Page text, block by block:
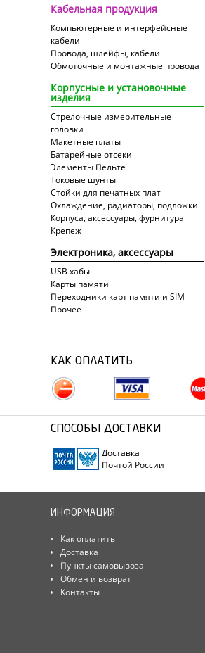
Кабельная продукция
Компьютерные и интерфейсные
кабели
Провода, шлейфы, кабели
Обмоточные и монтажные провода
Корпусные и установочные
изделия
Стрелочные измерительные
головки
Макетные платы
Батарейные отсеки
Элементы Пельте
Токовые шунты
Стойки для печатных плат
Охлаждение, радиаторы, подложки
Корпуса, аксессуары, фурнитура
Крепеж
Электроника, аксессуары
USB хабы
Карты памяти
Переходники карт памяти и SIM
Прочее
КАК ОПЛАТИТЬ
СПОСОБЫ ДОСТАВКИ
Доставка
Почтой России
ИНФОРМАЦИЯ
Как оплатить
Доставка
Пункты самовывоза
Обмен и возврат
Контакты